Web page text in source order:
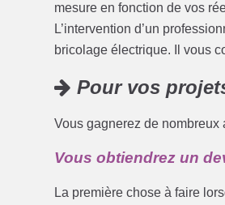
mesure en fonction de vos
L’intervention d’un
bricolage électrique. Il vous
Pour vos
Vous gagnerez de
Vous obtiendrez un
La première chose à faire